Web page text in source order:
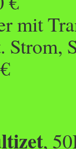
mit
,